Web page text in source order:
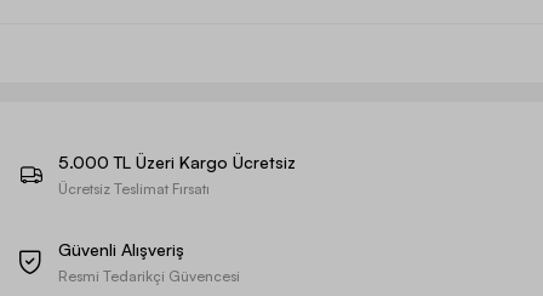
5.000 TL Üzeri Kargo Ücretsiz
Ücretsiz Teslimat Fırsatı
Güvenli Alışveriş
Resmi Tedarikçi Güvencesi